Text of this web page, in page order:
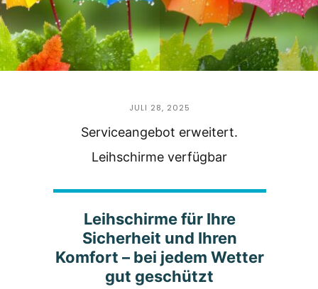
JULI 28, 2025
Serviceangebot erweitert.
Leihschirme verfügbar
Leihschirme für Ihre
Sicherheit und Ihren
Komfort – bei jedem Wetter
gut geschützt